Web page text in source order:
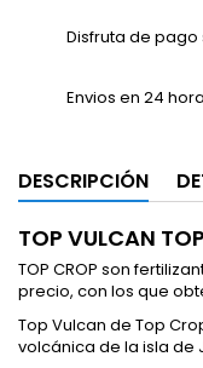
Disfruta de
Envios en 24
DESCRIPCIÓN
TOP VULCAN
TOP CROP son
precio, con los que
Top Vulcan de Top
volcánica de la isla de